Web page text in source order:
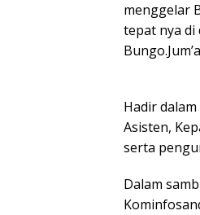
menggelar
tepat nya di
Hadir
Asisten,
serta
Dalam